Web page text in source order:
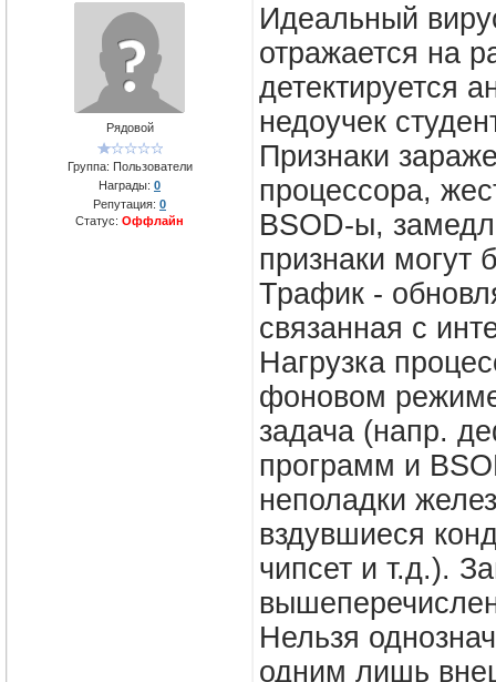
Рядовой
Группа: Пользователи
Награды: 0
Репутация: 0
Статус: Оффлайн
Идеальный
отражается на
детектируется
недоучек
Признаки
процессора,
BSOD-ы,
признаки могут
Трафик -
связанная с
Нагрузка
фоновом
задача (напр.
программ и
неполадки
вздувшиеся
чипсет и т.д.).
Нельзя
одним лишь